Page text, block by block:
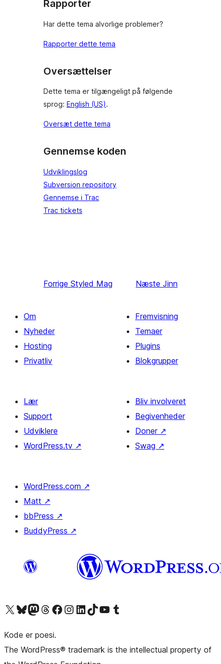
Rapporter
Har dette tema alvorlige problemer?
Rapporter dette tema
Oversættelser
Dette tema er tilgængeligt på følgende
sprog: English (US).
Oversæt dette tema
Gennemse koden
Udviklingslog
Subversion repository
Gennemse i Trac
Trac tickets
Forrige Styled Mag Næste Jinn
Om
Nyheder
Hosting
Privatliv
Fremvisning
Temaer
Plugins
Blokgrupper
Lær
Support
Udviklere
WordPress.tv ↗
Bliv involveret
Begivenheder
Doner ↗
Swag ↗
WordPress.com ↗
Matt ↗
bbPress ↗
BuddyPress ↗
Besøg vores X (tidligere Twitter) konto
Besøg vores Bluesky-konto
Besøg vores Mastodon konto
Besøg vores Threads-konto
Besøg vores Facebook sideBesøg vores Instagram konto
Besøg vores LinkedIn konto
Besøg vores TikTok-konto
Besøg vores YouTube-kanalBesøg vores Tumblr-konto
Kode er poesi.
The WordPress® trademark is the intellectual property of